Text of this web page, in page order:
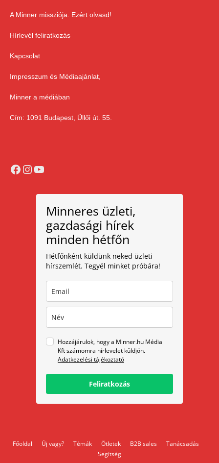
A Minner missziója. Ezért olvasd!
Hírlevél feliratkozás
Kapcsolat
Impresszum és Médiaajánlat,
Minner a médiában
Cím: 1091 Budapest, Üllői út. 55.
Facebook
Instagram
YouTube
Minneres üzleti,
gazdasági hírek
minden hétfőn
Hétfőnként küldünk neked üzleti
hírszemlét. Tegyél minket próbára!
Hozzájárulok, hogy a Minner.hu Média
Kft számomra hírlevelet küldjön.
Adatkezelési tájékoztató
Feliratkozás
Főoldal Új vagy? Témák Ötletek B2B sales
Tanácsadás
Segítség